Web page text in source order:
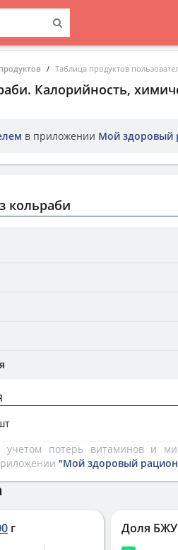
Таблица продуктов
. Калорийность,
в приложении Мой здоровый
кольраби
учетом потерь витаминов и
"Мой здоровый
г Доля БЖУ